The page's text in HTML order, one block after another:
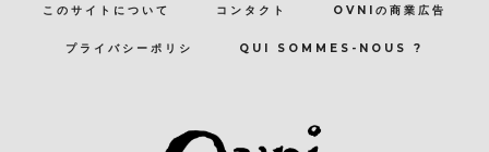
このサイトについて コンタクト OVNIの商業広告
プライバシーポリシ QUI SOMMES-NOUS ?